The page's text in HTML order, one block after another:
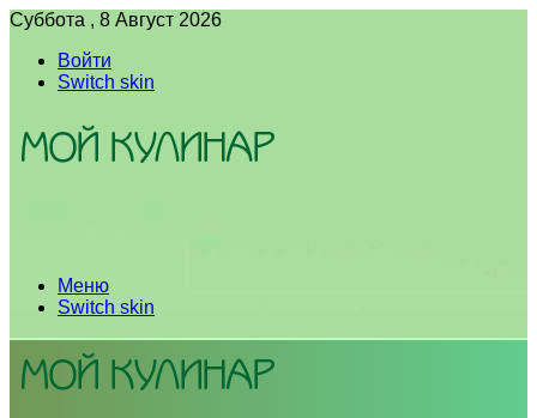
Суббота , 8 Август 2026
Войти
Switch skin
Меню
Switch skin